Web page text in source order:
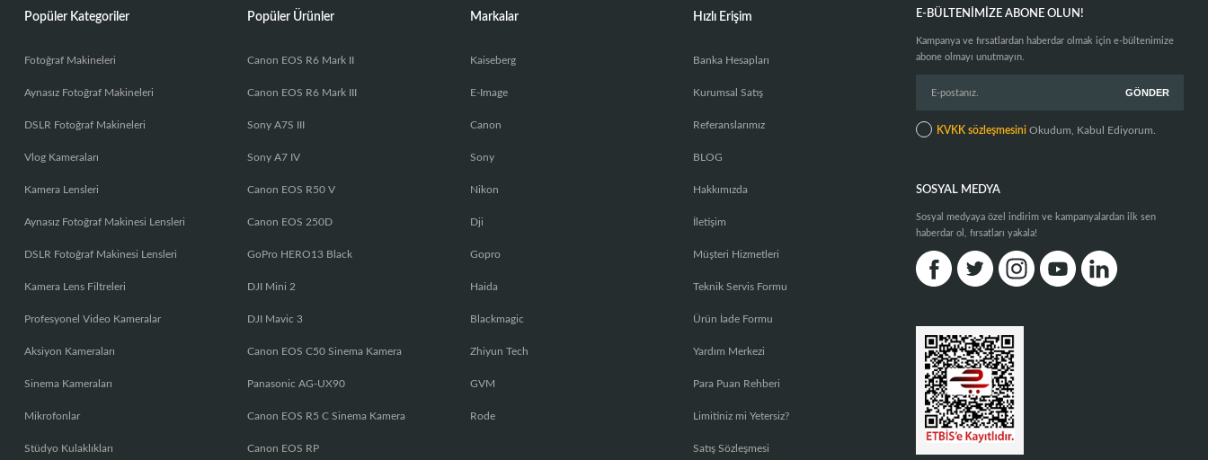
Popüler Kategoriler
Fotoğraf Makineleri
Aynasız Fotoğraf Makineleri
DSLR Fotoğraf Makineleri
Vlog Kameraları
Kamera Lensleri
Aynasız Fotoğraf Makinesi Lensleri
DSLR Fotoğraf Makinesi Lensleri
Kamera Lens Filtreleri
Profesyonel Video Kameralar
Aksiyon Kameraları
Sinema Kameraları
Mikrofonlar
Stüdyo Kulaklıkları
Popüler Ürünler
Canon EOS R6 Mark II
Canon EOS R6 Mark III
Sony A7S III
Sony A7 IV
Canon EOS R50 V
Canon EOS 250D
GoPro HERO13 Black
DJI Mini 2
DJI Mavic 3
Canon EOS C50 Sinema Kamera
Panasonic AG-UX90
Canon EOS R5 C Sinema Kamera
Canon EOS RP
Markalar
Kaiseberg
E-Image
Canon
Sony
Nikon
Dji
Gopro
Haida
Blackmagic
Zhiyun Tech
GVM
Rode
Hızlı Erişim
Banka Hesapları
Kurumsal Satış
Referanslarımız
BLOG
Hakkımızda
İletişim
Müşteri Hizmetleri
Teknik Servis Formu
Ürün İade Formu
Yardım Merkezi
Para Puan Rehberi
Limitiniz mi Yetersiz?
Satış Sözleşmesi
E-BÜLTENIMIZE ABONE OLUN!
Kampanya ve fırsatlardan haberdar olmak için e-bültenimize
abone olmayı unutmayın.
KVKK sözleşmesini Okudum, Kabul Ediyorum.
SOSYAL MEDYA
Sosyal medyaya özel indirim ve kampanyalardan ilk sen
haberdar ol, fırsatları yakala!